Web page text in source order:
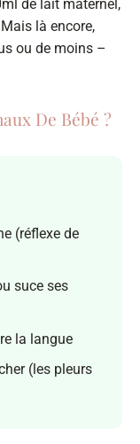
de lait maternel,
là encore,
ou de moins –
De Bébé ?
(réflexe de
suce ses
la langue
(les pleurs